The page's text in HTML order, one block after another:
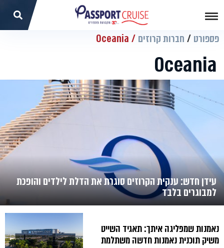
פספורט חברות קרוזים Oceania
Oceania
עידן חדש: ענקית הקרוזים סוגרת את הדלת לילדים והופכת
למבוגרים בלבד
נאמנות שמפליגה איתך: תאגיד השייט
משיק תוכנית נאמנות חדשה משתלמת